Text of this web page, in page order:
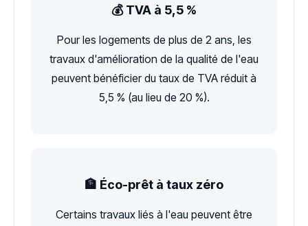
💰 TVA à 5,5 %
Pour les logements de plus de 2 ans, les
travaux d'amélioration de la qualité de l'eau
peuvent bénéficier du taux de TVA réduit à
5,5 % (au lieu de 20 %).
🏦 Éco-prêt à taux zéro
Certains travaux liés à l'eau peuvent être